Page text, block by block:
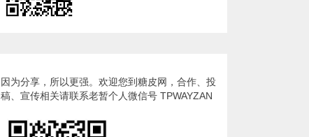
因为分享，所以更强。欢迎您到糖皮网，合作、投
稿、宣传相关请联系老暂个人微信号 TPWAYZAN